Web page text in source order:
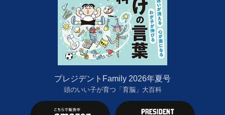
プレジデントFamily 2026年夏号
頭のいい子が育つ「育脳」大百科